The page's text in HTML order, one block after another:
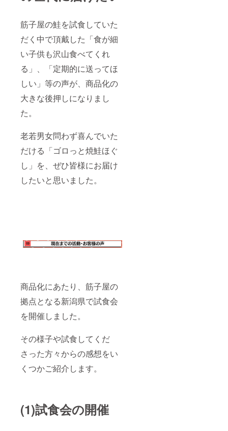
筋子屋の鮭を試食していた
だく中で頂戴した「食が細
い子供も沢山食べてくれ
る」、「定期的に送ってほ
しい」等の声が、商品化の
大きな後押しになりまし
た。
老若男女問わず喜んでいた
だける「ゴロっと焼鮭ほぐ
し」を、ぜひ皆様にお届け
したいと思いました。
商品化にあたり、筋子屋の
拠点となる新潟県で試食会
を開催しました。
その様子や試食してくだ
さった方々からの感想をい
くつかご紹介します。
(1)試食会の開催